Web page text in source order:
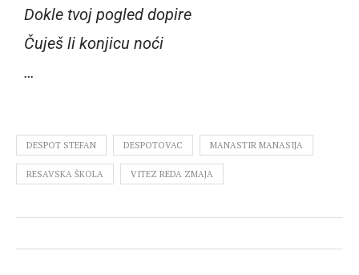
Dokle tvoj pogled dopire
Čuješ li konjicu noći
…
DESPOT STEFAN DESPOTOVAC MANASTIR MANASIJA
RESAVSKA ŠKOLA VITEZ REDA ZMAJA